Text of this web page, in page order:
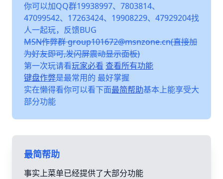
你可以加QQ群19938997、7803814、
47099542、17263424、19908229、47929204找
人一起玩，反馈BUG
MSN作弊群 group101672@msnzone.cn(直接加
为好友即可,发闪屏震动显示面板)
第一次玩请看玩家必看 查看所有功能
键盘作弊是最常用的 最好掌握
实在懒得看你可以看下面最简帮助基本上能享受大
部分功能
最简帮助
事实上菜单已经提供了大部分功能